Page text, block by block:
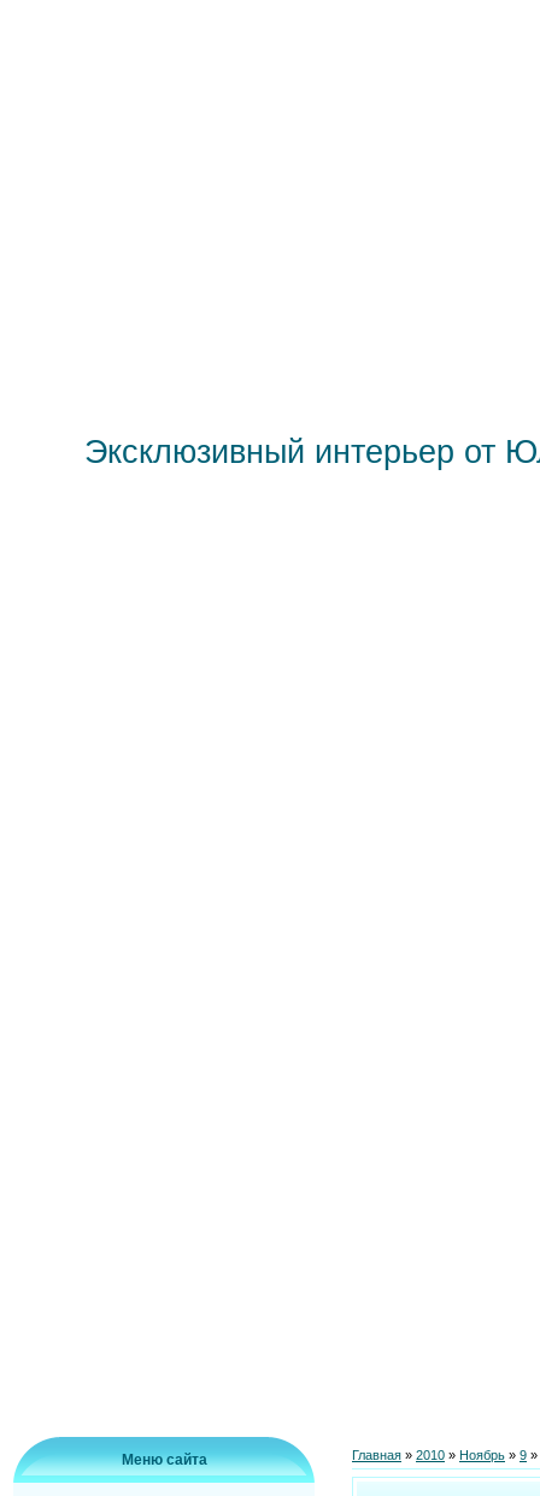
Эксклюзивный интерьер от
Меню сайта Главная » 2010 » Ноябрь » 9 »